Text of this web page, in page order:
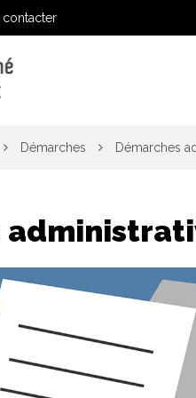
contacter
Démarches Démarches